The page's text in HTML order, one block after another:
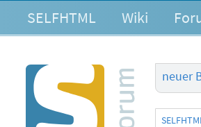
SELFHTML Wiki
neuer